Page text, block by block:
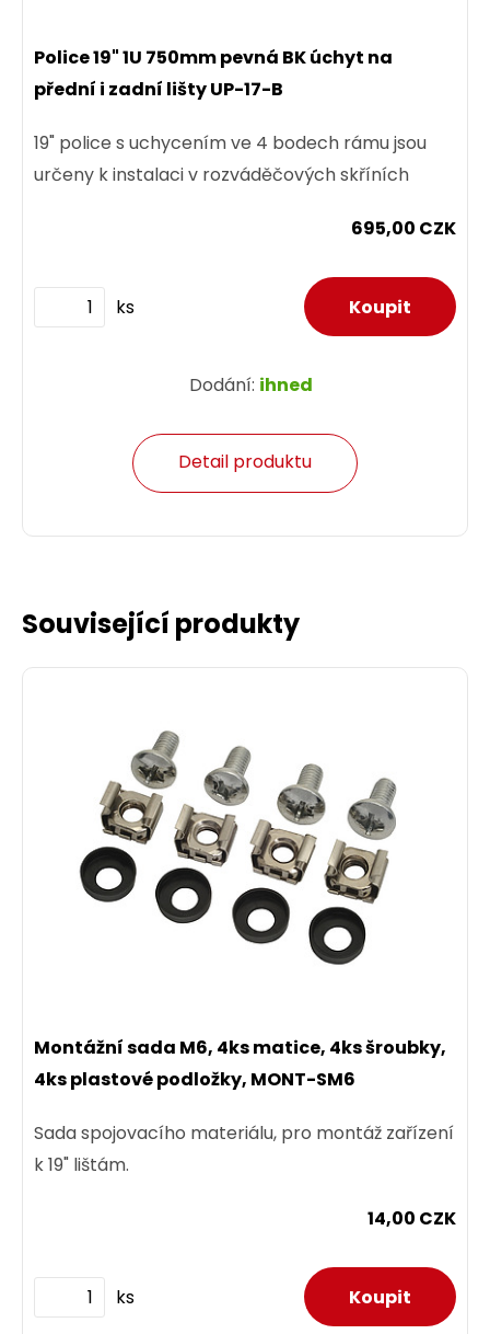
Police 19" 1U 750mm pevná BK úchyt na
přední i zadní lišty UP-17-B
19" police s uchycením ve 4 bodech rámu jsou
určeny k instalaci v rozváděčových skříních
695,00 CZK
ks
Dodání: ihned
Detail produktu
Související produkty
Montážní sada M6, 4ks matice, 4ks šroubky,
4ks plastové podložky, MONT-SM6
Sada spojovacího materiálu, pro montáž zařízení
k 19" lištám.
14,00 CZK
ks